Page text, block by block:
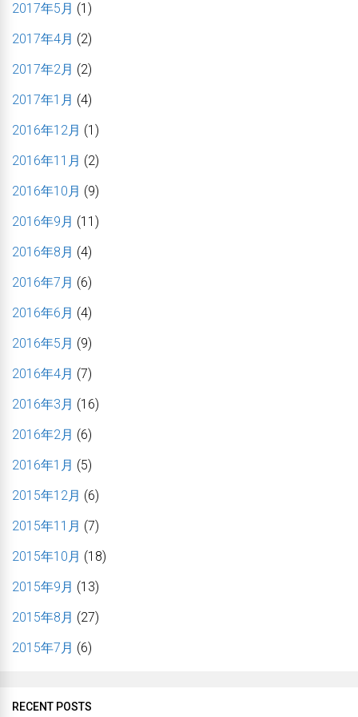
2017年5月 (1)
2017年4月 (2)
2017年2月 (2)
2017年1月 (4)
2016年12月 (1)
2016年11月 (2)
2016年10月 (9)
2016年9月 (11)
2016年8月 (4)
2016年7月 (6)
2016年6月 (4)
2016年5月 (9)
2016年4月 (7)
2016年3月 (16)
2016年2月 (6)
2016年1月 (5)
2015年12月 (6)
2015年11月 (7)
2015年10月 (18)
2015年9月 (13)
2015年8月 (27)
2015年7月 (6)
RECENT POSTS